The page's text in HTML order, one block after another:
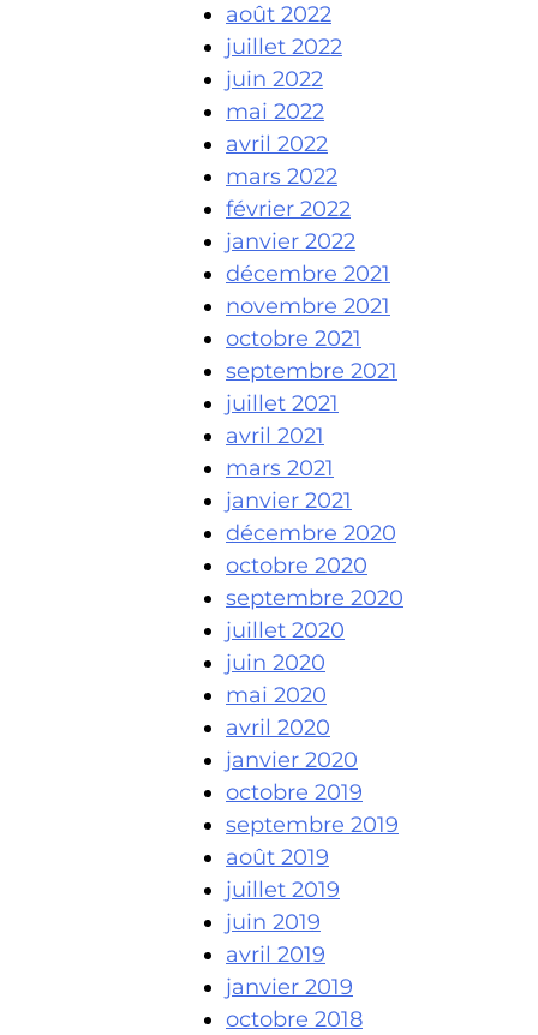
août 2022
juillet 2022
juin 2022
mai 2022
avril 2022
mars 2022
février 2022
janvier 2022
décembre 2021
novembre 2021
octobre 2021
septembre 2021
juillet 2021
avril 2021
mars 2021
janvier 2021
décembre 2020
octobre 2020
septembre 2020
juillet 2020
juin 2020
mai 2020
avril 2020
janvier 2020
octobre 2019
septembre 2019
août 2019
juillet 2019
juin 2019
avril 2019
janvier 2019
octobre 2018